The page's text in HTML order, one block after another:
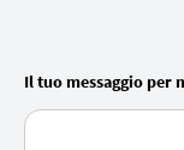
Il tuo messaggio per